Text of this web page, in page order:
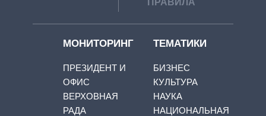
ПРАВИЛА
МОНИТОРИНГ
ПРЕЗИДЕНТ И
ОФИС
ВЕРХОВНАЯ
РАДА
ТЕМАТИКИ
БИЗНЕС
КУЛЬТУРА
НАУКА
НАЦИОНАЛЬНАЯ